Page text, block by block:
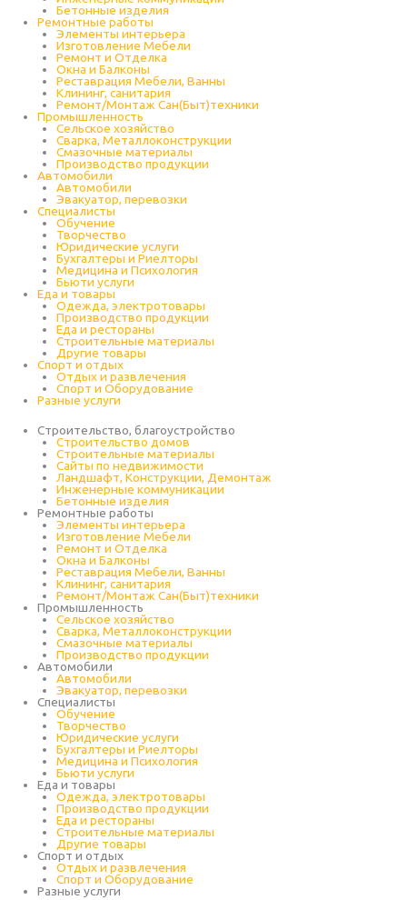
Бетонные изделия
Ремонтные работы
Элементы интерьера
Изготовление Мебели
Ремонт и Отделка
Окна и Балконы
Реставрация Мебели, Ванны
Клининг, санитария
Ремонт/Монтаж Сан(Быт)техники
Промышленность
Cельское хозяйство
Сварка, Металлоконструкции
Cмазочные материалы
Производство продукции
Автомобили
Автомобили
Эвакуатор, перевозки
Специалисты
Обучение
Творчество
Юридические услуги
Бухгалтеры и Риелторы
Медицина и Психология
Бьюти услуги
Еда и товары
Одежда, электротовары
Производство продукции
Еда и рестораны
Строительные материалы
Другие товары
Спорт и отдых
Отдых и развлечения
Спорт и Оборудование
Разные услуги
Строительство, благоустройство
Строительство домов
Строительные материалы
Сайты по недвижимости
Ландшафт, Конструкции, Демонтаж
Инженерные коммуникации
Бетонные изделия
Ремонтные работы
Элементы интерьера
Изготовление Мебели
Ремонт и Отделка
Окна и Балконы
Реставрация Мебели, Ванны
Клининг, санитария
Ремонт/Монтаж Сан(Быт)техники
Промышленность
Cельское хозяйство
Сварка, Металлоконструкции
Cмазочные материалы
Производство продукции
Автомобили
Автомобили
Эвакуатор, перевозки
Специалисты
Обучение
Творчество
Юридические услуги
Бухгалтеры и Риелторы
Медицина и Психология
Бьюти услуги
Еда и товары
Одежда, электротовары
Производство продукции
Еда и рестораны
Строительные материалы
Другие товары
Спорт и отдых
Отдых и развлечения
Спорт и Оборудование
Разные услуги